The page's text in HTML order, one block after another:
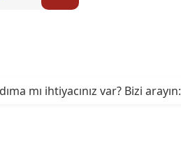
mı ihtiyacınız var? Bizi arayın: